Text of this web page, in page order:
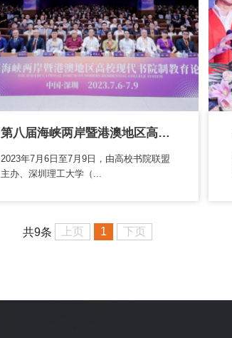
第八届海峡两岸暨港澳地区高校现代书院...
2023年7月6日至7月9日，由高校书院联盟
主办、深圳理工大学（...
共9条 上页 1 下页